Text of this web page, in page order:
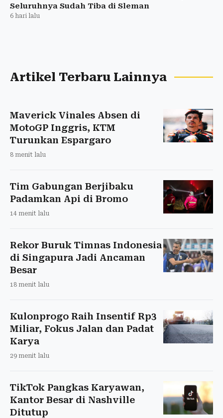
Seluruhnya Sudah Tiba di Sleman
6 hari lalu
Artikel Terbaru Lainnya
Maverick Vinales Absen di
MotoGP Inggris, KTM
Turunkan Espargaro
8 menit lalu
Tim Gabungan Berjibaku
Padamkan Api di Bromo
14 menit lalu
Rekor Buruk Timnas Indonesia
di Singapura Jadi Ancaman
Besar
18 menit lalu
Kulonprogo Raih Insentif Rp3
Miliar, Fokus Jalan dan Padat
Karya
29 menit lalu
TikTok Pangkas Karyawan,
Kantor Besar di Nashville
Ditutup